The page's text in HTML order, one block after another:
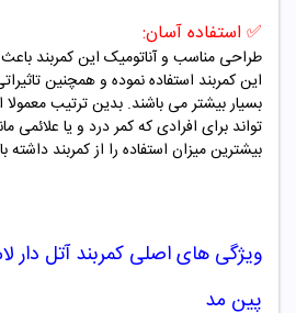
✅ استفاده آسان:
طراحی مناسب و آناتومیک این کمربند
این کمربند استفاده نموده و همچنین
بسیار بیشتر می باشند. بدین ترتیب معمولا
تواند برای افرادی که کمر درد و یا علائمی
بیشترین میزان استفاده را از کمربند داشته
ویژگی های اصلی
پین مد